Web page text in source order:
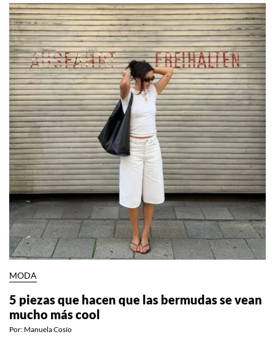
MODA
5 piezas que hacen que las bermudas se vean
mucho más cool
Por: Manuela Cosío